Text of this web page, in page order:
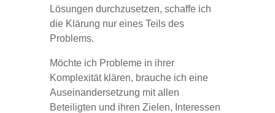
Lösungen durchzusetzen, schaffe ich
die Klärung nur eines Teils des
Problems.
Möchte ich Probleme in ihrer
Komplexität klären, brauche ich eine
Auseinandersetzung mit allen
Beteiligten und ihren Zielen, Interessen